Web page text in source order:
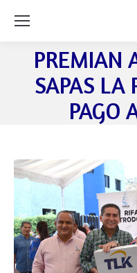
PREMIAN
SAPAS LA
PAGO